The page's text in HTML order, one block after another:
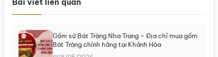
Gốm sứ Bát Tràng Nha Trang – Địa chỉ mua gốm
Bát Tràng chính hãng tại Khánh Hòa